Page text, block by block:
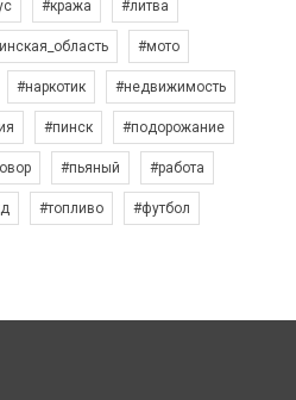
#кража #литва
#мото
#наркотик #недвижимость
#пинск #подорожание
#пьяный #работа
#топливо #футбол